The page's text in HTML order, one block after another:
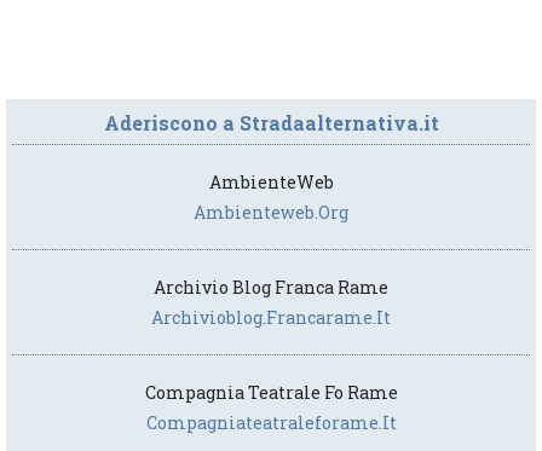
Aderiscono a Stradaalternativa.it
AmbienteWeb
Ambienteweb.org
Archivio Blog Franca Rame
Archivioblog.francarame.it
Compagnia Teatrale Fo Rame
Compagniateatraleforame.it